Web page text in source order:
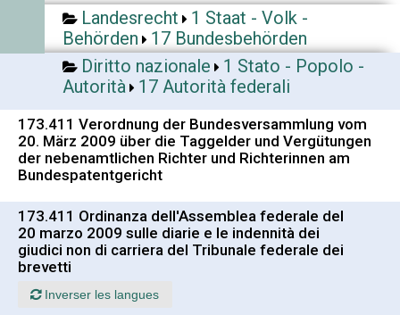
Landesrecht
1 Staat - Volk -
Behörden
17 Bundesbehörden
Diritto nazionale
1 Stato - Popolo -
Autorità
17 Autorità federali
173.411 Verordnung der Bundesversammlung vom
20. März 2009 über die Taggelder und Vergütungen
der nebenamtlichen Richter und Richterinnen am
Bundespatentgericht
173.411 Ordinanza dell'Assemblea federale del
20 marzo 2009 sulle diarie e le indennità dei
giudici non di carriera del Tribunale federale dei
brevetti
Inverser les langues